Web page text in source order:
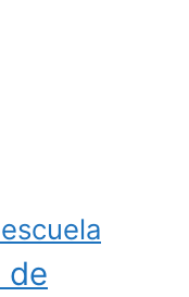
de